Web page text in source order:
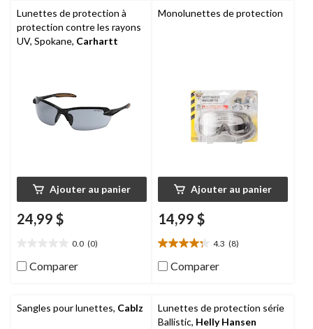
Lunettes de protection à
protection contre les rayons
UV, Spokane, Carhartt
Ajouter au panier
24,99 $
0.0 (0)
étoile(s)
Comparer
Monolunettes de protection
Ajouter au panier
14,99 $
4.3 (8)
4.3
étoile(s)
8
évaluations
Comparer
Sangles pour lunettes, Cablz
Lunettes de protection série
Ballistic, Helly Hansen